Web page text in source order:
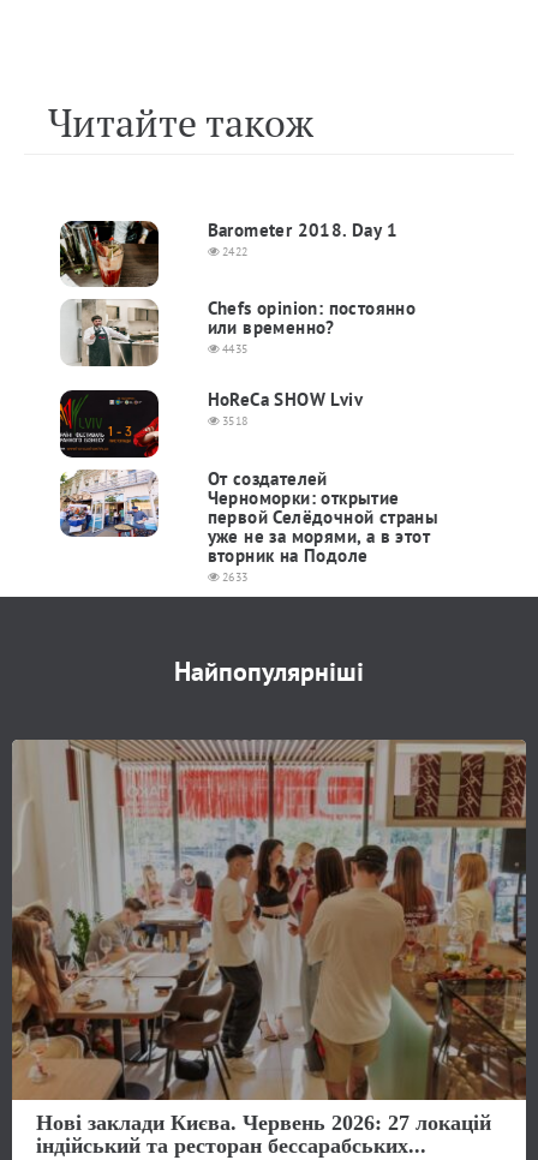
Читайте також
Barometer 2018. Day 1
2422
Chefs opinion: постоянно
или временно?
4435
HoReCa SHOW Lviv
3518
От создателей
Черноморки: открытие
первой Селёдочной страны
уже не за морями, а в этот
вторник на Подоле
2633
Найпопулярніші
Нові заклади Києва. Червень 2026: 27 локацій
індійський та ресторан бессарабських...